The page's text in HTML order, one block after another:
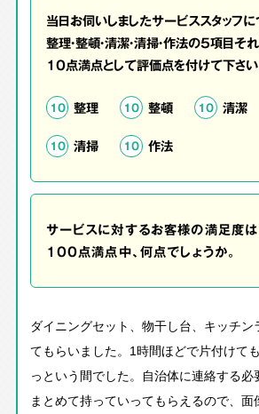
当日お伺いしましたサービススタッフに
整理・整頓・清潔・清掃・作法の5項目そ
10点満点として評価点を付けて下さい
10 整理 10 整頓 10 清潔
10 清掃 10 作法
サービスに対するお客様の満足度は
100点満点中、何点でしょうか。
ダイニングセット、物干し台、キッチン
てもらいました。1時間ほどで片付けて
っという間でした。自治体に連絡する
まとめて持っていってもらえるので、